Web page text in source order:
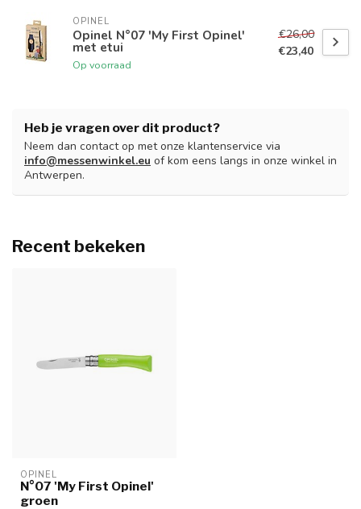
OPINEL
Opinel N°07 'My First Opinel'
met etui
Op voorraad
€26,00
€23,40
Heb je vragen over dit product?
Neem dan contact op met onze klantenservice via
info@messenwinkel.eu of kom eens langs in onze winkel in
Antwerpen.
Recent bekeken
OPINEL
N°07 'My First Opinel'
groen